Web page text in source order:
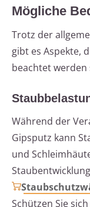
Mögliche
Trotz der
gibt es Aspekte,
beachtet werden
Während der
Gipsputz kann
und
Schützen Sie